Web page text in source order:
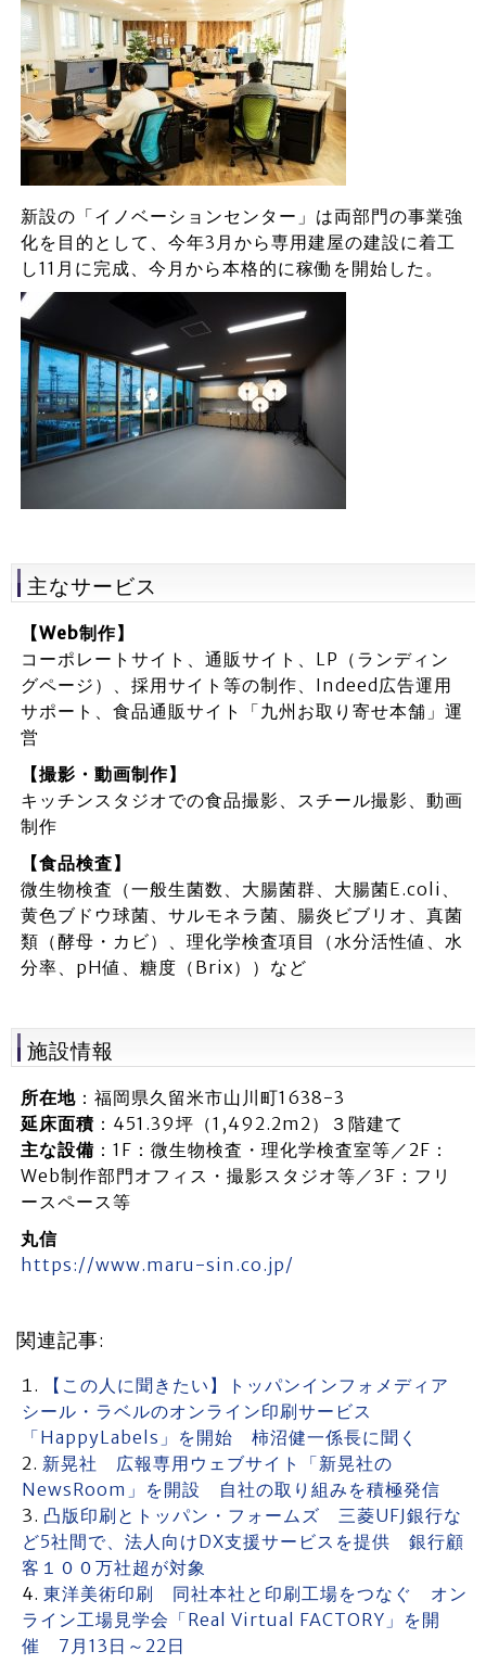
新設の「イノベーションセンター」は両部門の事業強
化を目的として、今年3月から専用建屋の建設に着工
し11月に完成、今月から本格的に稼働を開始した。
主なサービス
【Web制作】
コーポレートサイト、通販サイト、LP（ランディン
グページ）、採用サイト等の制作、Indeed広告運用
サポート、食品通販サイト「九州お取り寄せ本舗」運
営
【撮影・動画制作】
キッチンスタジオでの食品撮影、スチール撮影、動画
制作
【食品検査】
微生物検査（一般生菌数、大腸菌群、大腸菌E.coli、
黄色ブドウ球菌、サルモネラ菌、腸炎ビブリオ、真菌
類（酵母・カビ）、理化学検査項目（水分活性値、水
分率、pH値、糖度（Brix））など
施設情報
所在地：福岡県久留米市山川町1638-3
延床面積：451.39坪（1,492.2m2）３階建て
主な設備 ：1F：微生物検査・理化学検査室等／2F：
Web制作部門オフィス・撮影スタジオ等／3F：フリ
ースペース等
丸信
https://www.maru-sin.co.jp/
関連記事:
【この人に聞きたい】トッパンインフォメディア
シール・ラベルのオンライン印刷サービス
「HappyLabels」を開始 柿沼健一係長に聞く
新晃社 広報専用ウェブサイト「新晃社の
NewsRoom」を開設 自社の取り組みを積極発信
凸版印刷とトッパン・フォームズ 三菱UFJ銀行な
ど5社間で、法人向けDX支援サービスを提供 銀行顧
客１００万社超が対象
東洋美術印刷 同社本社と印刷工場をつなぐ オン
ライン工場見学会「Real Virtual FACTORY」を開
催 7月13日～22日